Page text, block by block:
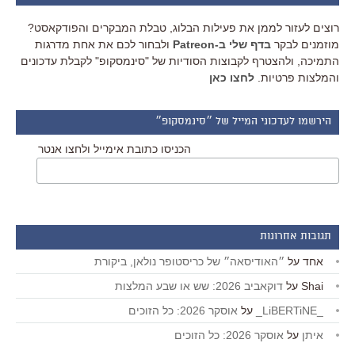
רוצים לעזור לממן את פעילות הבלוג, טבלת המבקרים והפודקאסט?
מוזמנים לבקר בדף שלי ב-Patreon
ולבחור לכם את אחת מדרגות
התמיכה, ולהצטרף לקבוצות הסודיות של "סינמסקופ" לקבלת עדכונים
והמלצות פרטיות. לחצו כאן
הירשמו לעדכוני המייל של ״סינמסקופ״
הכניסו כתובת אימייל ולחצו אנטר
תגובות אחרונות
אחד על ״האודיסאה״ של כריסטופר נולאן, ביקורת
Shai על דוקאביב 2026: שש או שבע המלצות
על אוסקר 2026: כל הזוכים
איתן על אוסקר 2026: כל הזוכים